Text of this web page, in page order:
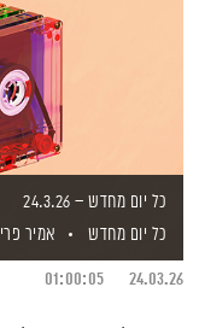
כל יום מחדש – 24.3.26
כל יום מחדש
אמיר פרי
24.03.26
01:00:05